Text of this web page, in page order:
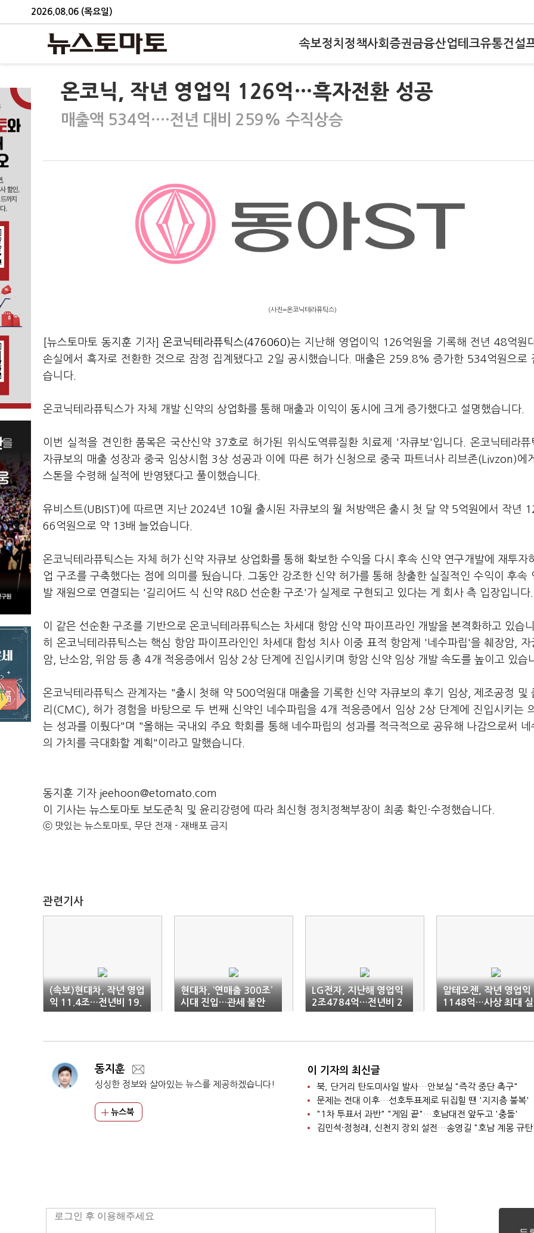
2026.08.06 (목요일)
속보정치 정책사회 증권금융산업테크유통건설
온코닉, 작년 영업익 126억…흑자전환 성공
매출액 534억…·전년 대비 259% 수직상승
(사진=온코닉테라퓨틱스)
[뉴스토마토 동지훈 기자] 온코닉테라퓨틱스(476060)는 지난해 영업이익 126억원을 기록해 전년 48억원
손실에서 흑자로 전환한 것으로 잠정 집계됐다고 2일 공시했습니다. 매출은 259.8% 증가한 534억원으로
습니다.
온코닉테라퓨틱스가 자체 개발 신약의 상업화를 통해 매출과 이익이 동시에 크게 증가했다고 설명했습니다.
이번 실적을 견인한 품목은 국산신약 37호로 허가된 위식도역류질환 치료제 '자큐보'입니다. 온코닉테라퓨
자큐보의 매출 성장과 중국 임상시험 3상 성공과 이에 따른 허가 신청으로 중국 파트너사 리브존(Livzon)에
스톤을 수령해 실적에 반영됐다고 풀이했습니다.
유비스트(UBIST)에 따르면 지난 2024년 10월 출시된 자큐보의 월 처방액은 출시 첫 달 약 5억원에서 작년
66억원으로 약 13배 늘었습니다.
온코닉테라퓨틱스는 자체 허가 신약 자큐보 상업화를 통해 확보한 수익을 다시 후속 신약 연구개발에 재투자
업 구조를 구축했다는 점에 의미를 뒀습니다. 그동안 강조한 신약 허가를 통해 창출한 실질적인 수익이 후속
발 재원으로 연결되는 '길리어드 식 신약 R&D 선순환 구조'가 실제로 구현되고 있다는 게 회사 측 입장입니다.
이 같은 선순환 구조를 기반으로 온코닉테라퓨틱스는 차세대 항암 신약 파이프라인 개발을 본격화하고 있습
히 온코닉테라퓨틱스는 핵심 항암 파이프라인인 차세대 합성 치사 이중 표적 항암제 '네수파립'을 췌장암, 자
암, 난소암, 위암 등 총 4개 적응증에서 임상 2상 단계에 진입시키며 항암 신약 임상 개발 속도를 높이고 있습
온코닉테라퓨틱스 관계자는 "출시 첫해 약 500억원대 매출을 기록한 신약 자큐보의 후기 임상, 제조공정 및
리(CMC), 허가 경험을 바탕으로 두 번째 신약인 네수파립을 4개 적응증에서 임상 2상 단계에 진입시키는
는 성과를 이뤘다"며 "올해는 국내외 주요 학회를 통해 네수파립의 성과를 적극적으로 공유해 나감으로써 네
의 가치를 극대화할 계획"이라고 말했습니다.
동지훈 기자 jeehoon@etomato.com
이 기사는 뉴스토마토 보도준칙 및 윤리강령에 따라 최신형 정치정책부장이 최종 확인·수정했습니다.
ⓒ 맛있는 뉴스토마토, 무단 전재 - 재배포 금지
관련기사
(속보)현대차, 작년 영업
익 11.4조…전년비 19.
5%↓
현대차, ‘연매출 300조’
시대 진입…관세 불안
‘여전’
LG전자, 지난해 영업익
2조4784억…전년비 2
7.5%↓
알테오젠, 작년 영업익
1148억…사상 최대 실
적
동지훈
싱싱한 정보와 살아있는 뉴스를 제공하겠습니다!
뉴스북
이 기자의 최신글
북, 단거리 탄도미사일 발사…안보실 "즉각 중단 촉구"
문제는 전대 이후…선호투표제로 뒤집힐 땐 '지지층 불복'
"1차 투표서 과반" "게임 끝"…호남대전 앞두고 '충돌'
김민석·정청래, 신천지 장외 설전…송영길 "호남 계몽 규